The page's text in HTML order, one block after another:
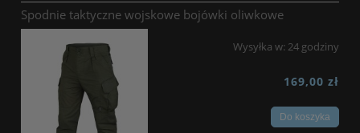
Spodnie taktyczne wojskowe bojówki oliwkowe
Wysyłka w: 24 godziny
169,00 zł
Do koszyka